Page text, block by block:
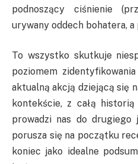
podnoszący ciśnienie
urywany oddech bohatera,
To wszystko skutkuje
poziomem
aktualną akcją dziejącą się
kontekście, z całą
prowadzi nas do
porusza się na początku
koniec jako idealne